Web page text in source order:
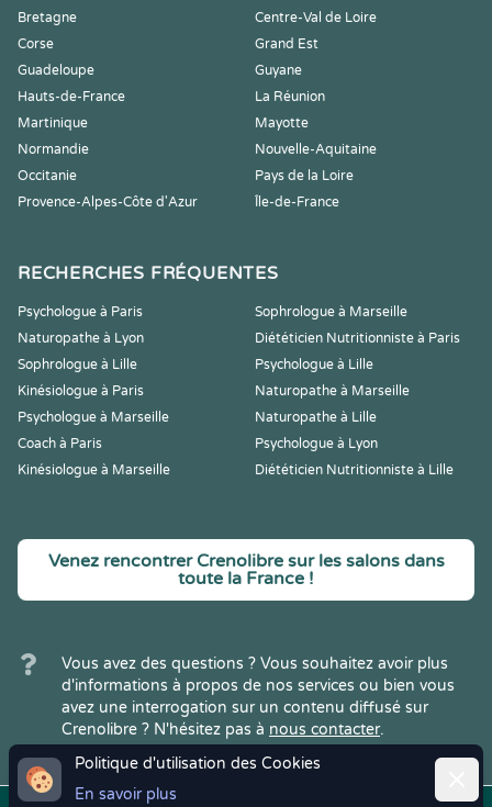
Politique d'utilisation des Cookies
En savoir plus
Bretagne
Centre-Val de Loire
Corse
Grand Est
Guadeloupe
Guyane
Hauts-de-France
La Réunion
Martinique
Mayotte
Normandie
Nouvelle-Aquitaine
Occitanie
Pays de la Loire
Provence-Alpes-Côte d'Azur
Île-de-France
RECHERCHES FRÉQUENTES
Psychologue à Paris
Sophrologue à Marseille
Naturopathe à Lyon
Diététicien Nutritionniste à Paris
Sophrologue à Lille
Psychologue à Lille
Kinésiologue à Paris
Naturopathe à Marseille
Psychologue à Marseille
Naturopathe à Lille
Coach à Paris
Psychologue à Lyon
Kinésiologue à Marseille
Diététicien Nutritionniste à Lille
Venez rencontrer Crenolibre sur les salons dans
toute la France !
Vous avez des questions ? Vous souhaitez avoir plus
d'informations à propos de nos services ou bien vous
avez une interrogation sur un contenu diffusé sur
Crenolibre ? N'hésitez pas à nous contacter.